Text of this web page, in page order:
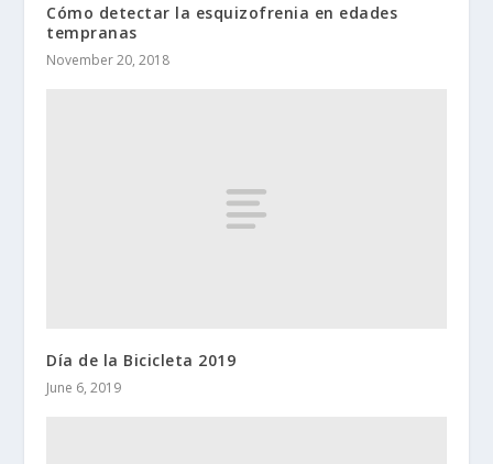
Cómo detectar la esquizofrenia en edades
tempranas
November 20, 2018
Día de la Bicicleta 2019
June 6, 2019